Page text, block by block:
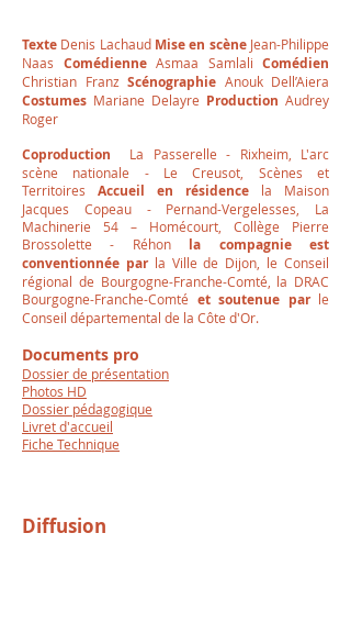
Texte Denis Lachaud Mise en scèneJean-Philippe
Naas ComédienneAsmaa Samlali Comédien
Christian Franz Scénographie Anouk Dell’Aiera
Costumes Mariane Delayre Production Audrey
Roger
Coproduction La Passerelle - Rixheim, L'arc
scène nationale - Le Creusot, Scènes et
Territoires Accueil en résidence la Maison
Jacques Copeau - Pernand-Vergelesses, La
Machinerie 54 – Homécourt, Collège Pierre
Brossolette - Réhon la compagnie est
conventionnée par​la Ville de Dijon, le Conseil
régional de Bourgogne-Franche-Comté, la DRAC
Bourgogne-Franche-Comté et soutenue parle
Conseil départemental de la Côte d'Or.
Documents pro
Dossier de présentation
Photos HD
Dossier pédagogique
Livret d'accueil
Fiche Technique
Diffusion